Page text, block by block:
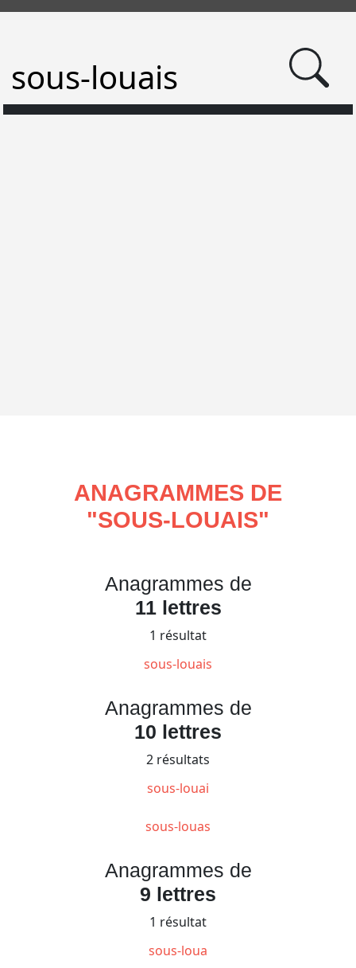
ANAGRAMMES DE
"SOUS-LOUAIS"
Anagrammes de
11 lettres
1 résultat
sous-louais
Anagrammes de
10 lettres
2 résultats
sous-louai
sous-louas
Anagrammes de
9 lettres
1 résultat
sous-loua